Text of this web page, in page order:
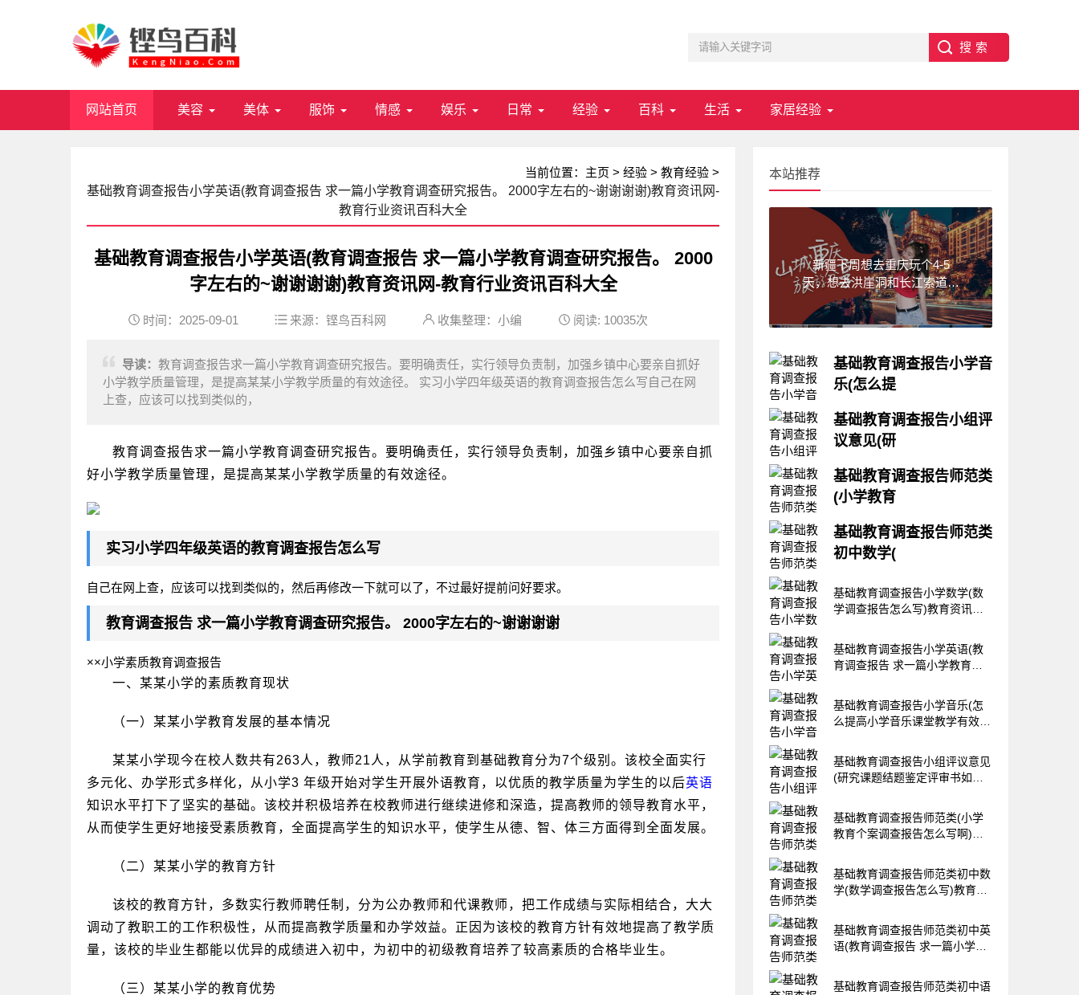
网站首页 美容 美体 服饰 情感 娱乐 日常 经验 百科 生活 家居经验
当前位置： 主页 > 经验 > 教育经验 >
基础教育调查报告小学英语(教育调查报告 求一篇小学教育调查研究报告。 2000字左右的~谢谢谢谢)教育资讯网-
教育行业资讯百科大全
基础教育调查报告小学英语(教育调查报告 求一篇小学教育调查研究报告。 2000
字左右的~谢谢谢谢)教育资讯网-教育行业资讯百科大全
时间：2025-09-01 来源： 铿鸟百科网 收集整理：小编 阅读: 10035次
导读： 教育调查报告求一篇小学教育调查研究报告。要明确责任，实行领导负责制，加强乡镇中心要亲自抓好
小学教学质量管理，是提高某某小学教学质量的有效途径。 实习小学四年级英语的教育调查报告怎么写自己在网
上查，应该可以找到类似的，
教育调查报告求一篇小学教育调查研究报告。要明确责任，实行领导负责制，加强乡镇中心要亲自抓
好小学教学质量管理，是提高某某小学教学质量的有效途径。
实习小学四年级英语的教育调查报告怎么写
自己在网上查，应该可以找到类似的，然后再修改一下就可以了，不过最好提前问好要求。
教育调查报告 求一篇小学教育调查研究报告。 2000字左右的~谢谢谢谢
××小学素质教育调查报告
一、某某小学的素质教育现状
（一）某某小学教育发展的基本情况
某某小学现今在校人数共有263人，教师21人，从学前教育到基础教育分为7个级别。该校全面实行
多元化、办学形式多样化，从小学3 年级开始对学生开展外语教育，以优质的教学质量为学生的以后英语
知识水平打下了坚实的基础。该校并积极培养在校教师进行继续进修和深造，提高教师的领导教育水平，
从而使学生更好地接受素质教育，全面提高学生的知识水平，使学生从德、智、体三方面得到全面发展。
（二）某某小学的教育方针
该校的教育方针，多数实行教师聘任制，分为公办教师和代课教师，把工作成绩与实际相结合，大大
调动了教职工的工作积极性，从而提高教学质量和办学效益。正因为该校的教育方针有效地提高了教学质
量，该校的毕业生都能以优异的成绩进入初中，为初中的初级教育培养了较高素质的合格毕业生。
（三）某某小学的教育优势
本站推荐
新疆下周想去重庆玩个4-5
天，想去洪崖洞和长江索道，
武隆天坑,求一份重庆旅游攻
略！费用不要太高?
基础教育调查报告小学音
乐(怎么提
如何开展小学音乐欣赏课结题报
告1、根据自己的开题报告写好
调查报告。大多数小学一般每周
师甚至连这两节课也要占用，去
上其他的主课。③教师水平有
限。很多学校的音乐教师奇缺，
一些学校只有一名教师，有的甚
至没有，由其他学科
基础教育调查报告小组评
议意见(研
研究课题结题鉴定评审书如何填
写一、课题研究工作完成后，课
题负责人须填写《楚雄州教育科
书》，经所在单位签署意见后，
报州教育科学规划办。采用通讯
形式时，所有参加的专家必须填
基础教育调查报告师范类
(小学教育
小学教育个案调查报告怎么写啊
调查就要设定一个时间段，收集
相应的表现材料，包括文字、图
针对某一个对象，收集其各个方
面的具体表现，尤其是突出通过
教育后与之前相比取得的进步。
况，教育过程中的对
基础教育调查报告师范类
初中数学(
心，从数学角度上发现问题，然
后再扩展写。 数学调查报告怎
上发现问题，然后再扩展写。求
初一数学调查报告
http:///essay/article/summary/
基础教育调查报告小学数学(数
学调查报告怎么写)教育资讯网-
基础教育调查报告小学英语(教
育调查报告 求一篇小学教育调
谢谢谢)教育资讯网-教育行业资
讯百科大全
基础教育调查报告小学音乐(怎
么提高小学音乐课堂教学有效性
业资讯百科大全
基础教育调查报告小组评议意见
(研究课题结题鉴定评审书如何
百科大全
基础教育调查报告师范类(小学
教育个案调查报告怎么写啊)教
全
基础教育调查报告师范类初中数
学(数学调查报告怎么写)教育资
基础教育调查报告师范类初中英
语(教育调查报告 求一篇小学教
的~谢谢谢谢)教育资讯网-教育
基础教育调查报告师范类初中语